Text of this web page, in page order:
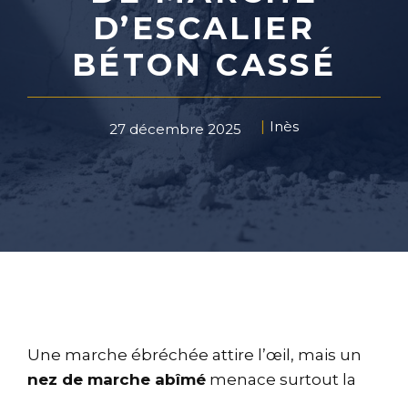
D’ESCALIER
BÉTON CASSÉ
27 décembre 2025 Inès
Une marche ébréchée attire l’œil, mais un
nez de marche abîmé menace surtout la